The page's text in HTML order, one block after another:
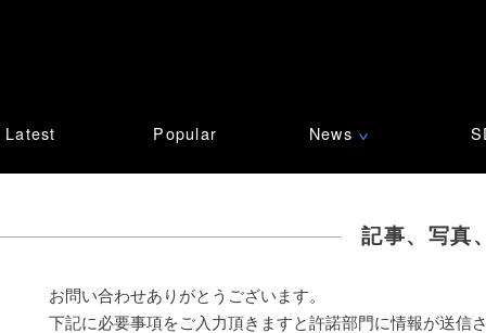
Latest Popular News ∨
記事、写真
お問い合わせありがとうございます。
下記に必要事項をご入力頂きますと許諾部門に情報が送信